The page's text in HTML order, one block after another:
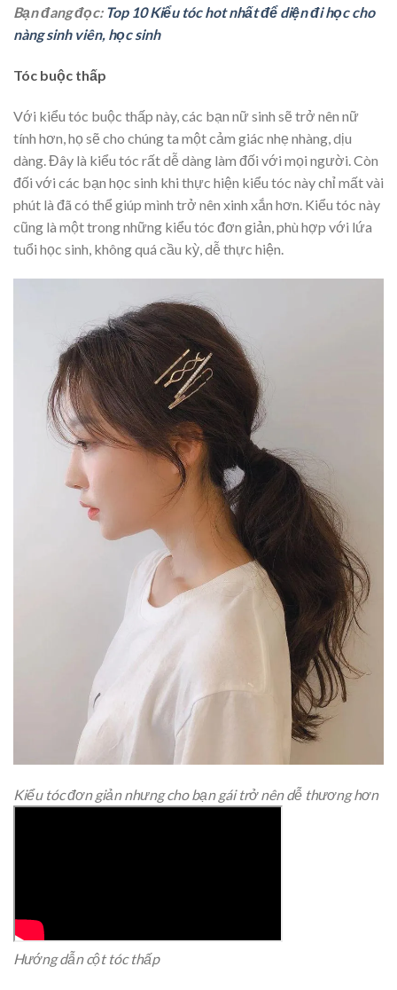
Bạn đang đọc: Top 10 Kiểu tóc hot nhất để diện đi học cho
nàng sinh viên, học sinh
Tóc buộc thấp
Với kiểu tóc buộc thấp này, các bạn nữ sinh sẽ trở nên nữ
tính hơn, họ sẽ cho chúng ta một cảm giác nhẹ nhàng, dịu
dàng. Đây là kiểu tóc rất dễ dàng làm đối với mọi người. Còn
đối với các bạn học sinh khi thực hiện kiểu tóc này chỉ mất vài
phút là đã có thể giúp mình trở nên xinh xắn hơn. Kiểu tóc này
cũng là một trong những kiểu tóc đơn giản, phù hợp với lứa
tuổi học sinh, không quá cầu kỳ, dễ thực hiện.
Kiểu tóc đơn giản nhưng cho bạn gái trở nên dễ thương hơn
Hướng dẫn cột tóc thấp